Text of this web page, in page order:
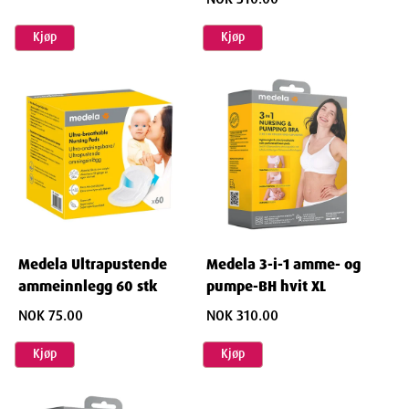
Egenskaper
Ingredienser
100 % silikon.
Kjøp Kjøp
Medela Ultrapustende
ammeinnlegg 60 stk
NOK 75.00
Kjøp
Medela 3-i-1 amme- og
pumpe-BH hvit XL
NOK 310.00
Kjøp